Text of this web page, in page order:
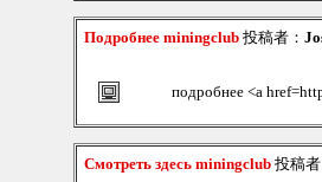
Подробнее miningclub投稿者：
подробнее <a
Смотреть здесь miningclub投稿者